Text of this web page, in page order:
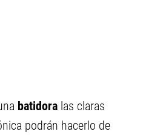
batidora las claras
podrán hacerlo de